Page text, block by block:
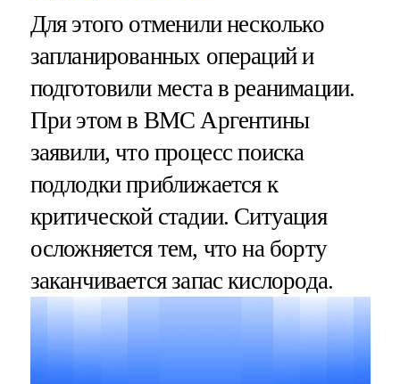
Для этого отменили несколько
запланированных операций и
подготовили места в реанимации.
При этом в ВМС Аргентины
заявили, что процесс поиска
подлодки приближается к
критической стадии. Ситуация
осложняется тем, что на борту
заканчивается запас кислорода.